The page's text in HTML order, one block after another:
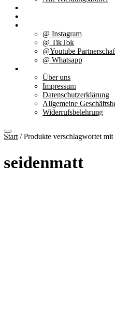
@ Instagram
@ TikTok
@Youtube
@ Whatsapp
Über uns
Impressum
Datenschutzerklärung
Allgemeine
Widerrufsbelehrung
Start / Produkte verschlagwortet mit
seidenmatt